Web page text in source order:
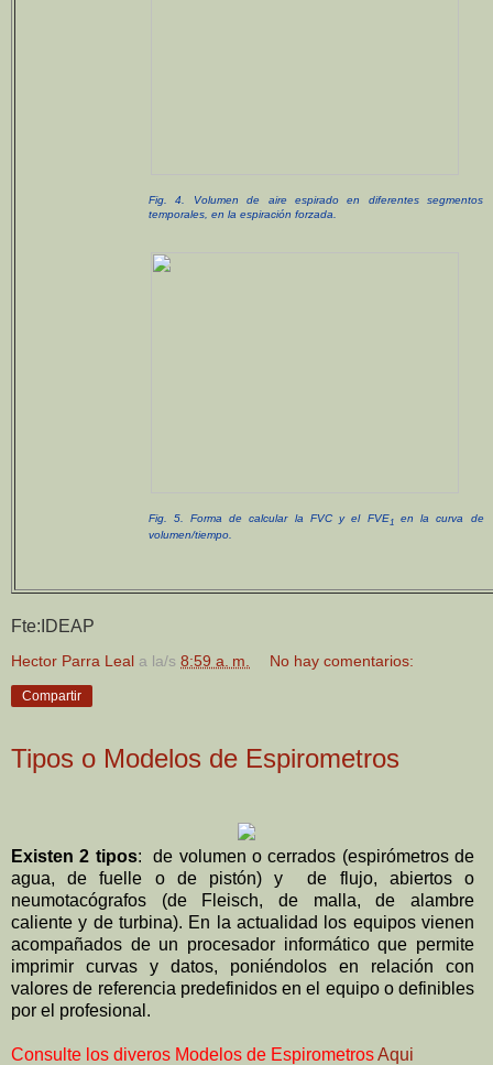
Fig. 4. Volumen de aire espirado en diferentes segmentos
temporales, en la espiración forzada.
Fig. 5. Forma de calcular la FVC y el FVE1
en la curva de
volumen/tiempo.
Fte:IDEAP
Hector Parra Leal a la/s 8:59 a. m. No hay comentarios:
Compartir
Tipos o Modelos de Espirometros
Existen 2 tipos: de volumen o cerrados (espirómetros de
agua, de fuelle o de pistón) y de flujo, abiertos o
neumotacógrafos (de Fleisch, de malla, de alambre
caliente y de turbina). En la actualidad los equipos vienen
acompañados de un procesador informático que permite
imprimir curvas y datos, poniéndolos en relación con
valores de referencia predefinidos en el equipo o definibles
por el profesional.
Consulte los diveros Modelos de EspirometrosAqui